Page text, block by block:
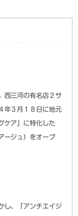
西三河の有名店２サ
年３月１８日に地元
ケア」に特化した
ジュ）をオープ
し、「アンチエイジ